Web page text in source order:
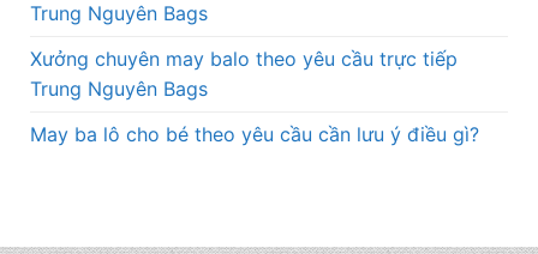
Trung Nguyên Bags
Xưởng chuyên may balo theo yêu cầu trực tiếp
Trung Nguyên Bags
May ba lô cho bé theo yêu cầu cần lưu ý điều gì?